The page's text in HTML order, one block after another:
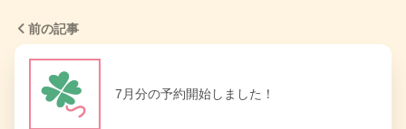
前の記事
7月分の予約開始しました！